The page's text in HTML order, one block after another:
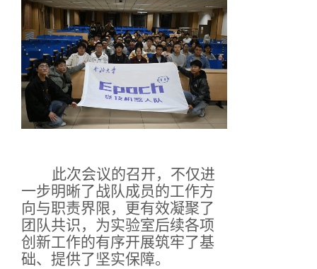
此次会议的召开，不仅进
一步明晰了战队成员的工作方
向与职责界限，更有效凝聚了
团队共识，为实验室后续各项
创新工作的有序开展筑牢了基
础、提供了坚实保障。